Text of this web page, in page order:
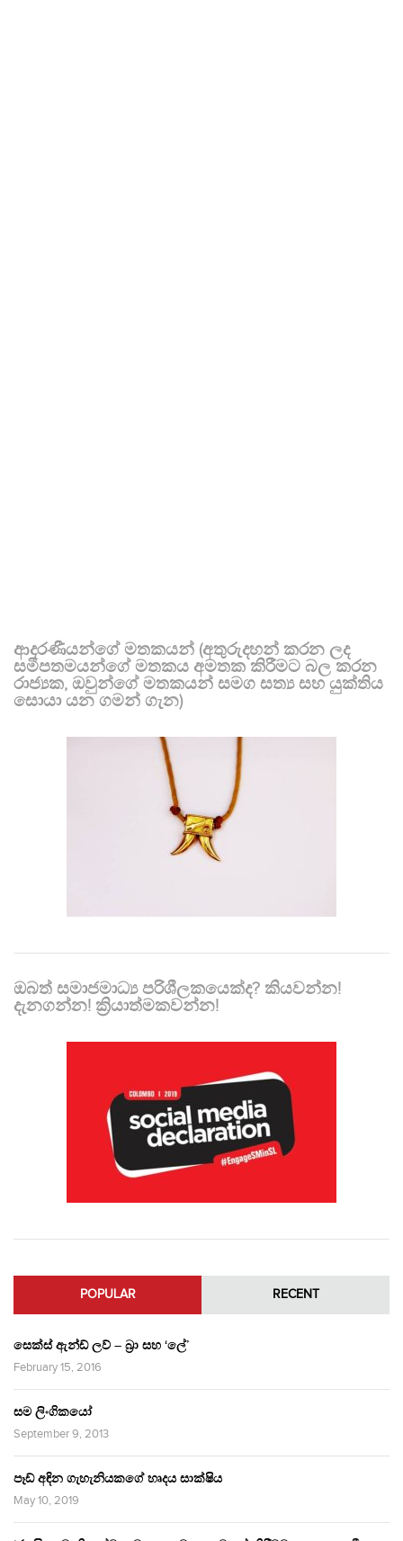
ආදරණීයන්ගේ මතකයන් (අතුරුදහන් කරන ලද
සමීපතමයන්ගේ මතකය අමතක කිරීමට බල කරන
රාජ්‍යක, ඔවුන්ගේ මතකයන් සමග සත්‍ය සහ යුක්තිය
සොයා යන ගමන් ගැන)
ඔබත් සමාජමාධ්‍ය පරිශීලකයෙක්ද? කියවන්න!
දැනගන්න! ක්‍රියාත්මකවන්න!
POPULAR RECENT
සෙක්ස් ඇන්ඩ් ලව් – බ්‍රා සහ ‘ලේ’
February 15, 2016
සම ලිංගිකයෝ
September 9, 2013
පෑඩ් අඳින ගැහැනියකගේ හෘදය සාක්ෂිය
May 10, 2019